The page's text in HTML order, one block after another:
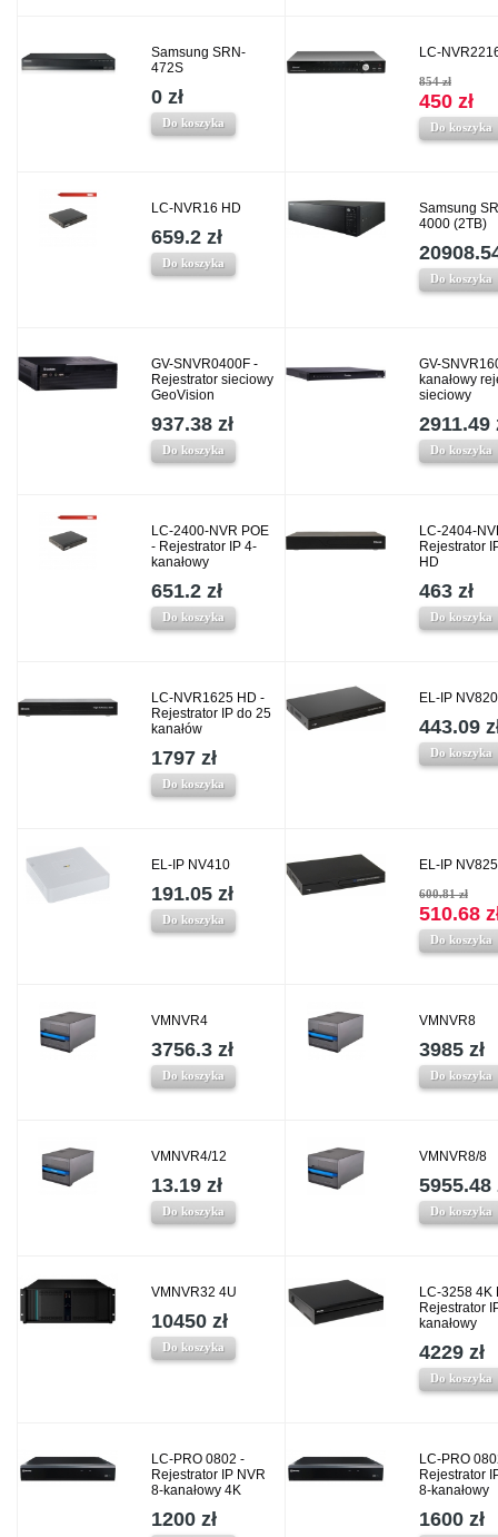
Samsung SRN-
472S
0 zł
Do koszyka
LC-
854 zł
450 zł
Do koszyka
LC-NVR16 HD
659.2 zł
Do koszyka
Samsung
4000 (2TB)
Do koszyka
GV-SNVR0400F -
Rejestrator sieciowy
GeoVision
937.38 zł
Do koszyka
GV-
kanałowy
sieciowy
2911.49
Do koszyka
LC-2400-NVR POE
- Rejestrator IP 4-
kanałowy
651.2 zł
Do koszyka
LC-2404-
Rejestrator
HD
463 zł
Do koszyka
LC-NVR1625 HD -
Rejestrator IP do 25
kanałów
1797 zł
Do koszyka
EL-IP NV820
443.09
Do koszyka
EL-IP NV410
191.05 zł
Do koszyka
EL-IP NV825
600.81 zł
510.68
Do koszyka
VMNVR4
3756.3 zł
Do koszyka
VMNVR8
3985 zł
Do koszyka
VMNVR4/12
13.19 zł
Do koszyka
VMNVR8/8
5955.48
Do koszyka
VMNVR32 4U
10450 zł
Do koszyka
LC-3258 4K
Rejestrator
kanałowy
4229 zł
Do koszyka
LC-PRO 0802 -
Rejestrator IP NVR
8-kanałowy 4K
1200 zł
LC-PRO
Rejestrator
8-kanałowy
1600 zł